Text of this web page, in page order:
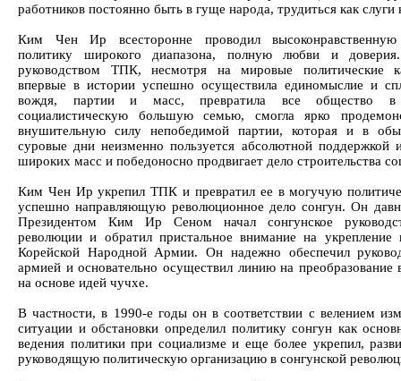
работников постоянно быть в гуще народа, трудиться как слуги
Ким Чен Ир всесторонне проводил высоконравственную
политику широкого диапазона, полную любви и
руководством ТПК, несмотря на мировые политические
впервые в истории успешно осуществила единомыслие и
вождя, партии и масс, превратила все общество
социалистическую большую семью, смогла ярко
внушительную силу непобедимой партии, которая и в
суровые дни неизменно пользуется абсолютной поддержкой
широких масс и победоносно продвигает дело строительства
Ким Чен Ир укрепил ТПК и превратил ее в могучую
успешно направляющую революционное дело сонгун. Он
Президентом Ким Ир Сеном начал сонгунское
революции и обратил пристальное внимание на укрепление
Корейской Народной Армии. Он надежно обеспечил
армией и основательно осуществил линию на преобразование
на основе идей чучхе.
В частности, в 1990-е годы он в соответствии с велением
ситуации и обстановки определил политику сонгун как
ведения политики при социализме и еще более укрепил,
руководящую политическую организацию в сонгунской